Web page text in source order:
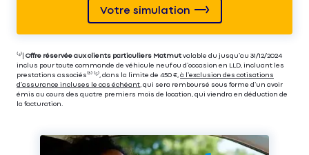
Votre simulation
⁽⁴⁾| Offre réservée aux clients particuliers Matmut valable du jusqu’au 31/12/2024
inclus pour toute commande de véhicule neuf ou d’occasion en LLD, incluant les
prestations associés⁽³⁾ ⁽⁵⁾, dans la limite de 450 €, à l’exclusion des cotisations
d’assurance incluses le cas échéant , qui sera remboursé sous forme d’un avoir
émis au cours des quatre premiers mois de location, qui viendra en déduction de
la facturation.